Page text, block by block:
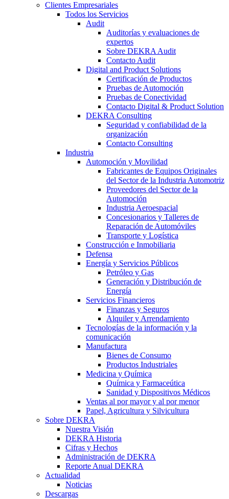
Clientes Empresariales
Todos los Servicios
Audit
Auditorías y evaluaciones de
expertos
Sobre DEKRA Audit
Contacto Audit
Digital and Product Solutions
Certificación de Productos
Pruebas de Automoción
Pruebas de Conectividad
Contacto Digital & Product Solution
DEKRA Consulting
Seguridad y confiabilidad de la
organización
Contacto Consulting
Industria
Automoción y Movilidad
Fabricantes de Equipos Originales
del Sector de la Industria Automotriz
Proveedores del Sector de la
Automoción
Industria Aeroespacial
Concesionarios y Talleres de
Reparación de Automóviles
Transporte y Logística
Construcción e Inmobiliaria
Defensa
Energía y Servicios Públicos
Petróleo y Gas
Generación y Distribución de
Energía
Servicios Financieros
Finanzas y Seguros
Alquiler y Arrendamiento
Tecnologías de la información y la
comunicación
Manufactura
Bienes de Consumo
Productos Industriales
Medicina y Química
Química y Farmaceútica
Sanidad y Dispositivos Médicos
Ventas al por mayor y al por menor
Papel, Agricultura y Silvicultura
Sobre DEKRA
Nuestra Visión
DEKRA Historia
Cifras y Hechos
Administración de DEKRA
Reporte Anual DEKRA
Actualidad
Noticias
Descargas